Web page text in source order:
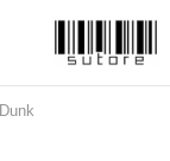
Dunk